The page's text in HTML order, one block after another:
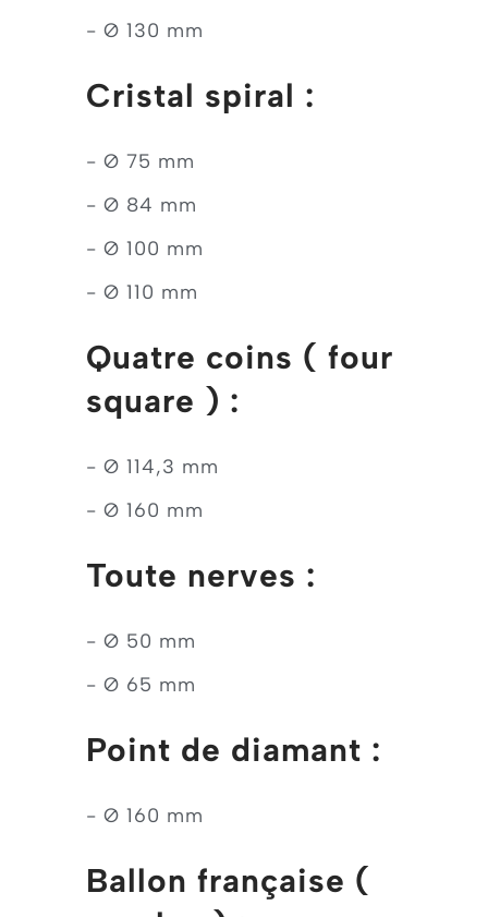
- Ø 130 mm
Cristal spiral :
- Ø 75 mm
- Ø 84 mm
- Ø 100 mm
- Ø 110 mm
Quatre coins ( four
square ) :
- Ø 114,3 mm
- Ø 160 mm
Toute nerves :
- Ø 50 mm
- Ø 65 mm
Point de diamant :
- Ø 160 mm
Ballon française (